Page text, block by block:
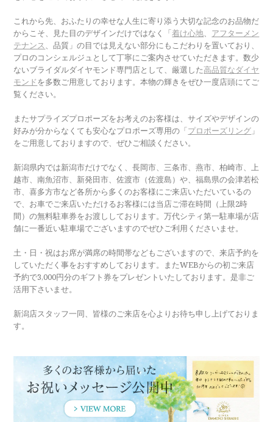
これから先、おふたりの幸せな人生に寄り添う大切な記念のお品物だ
からこそ、見た目のデザインだけではなく「着け心地、 アフターメン
テナンス、品質」の目では見えない部分にもこだわりを置いており、
プロのコンシェルジュとして丁寧にご案内させていただきます。数少
ないブライダルダイヤモンド専門店として、厳選した高品質なダイヤ
モンドを多数ご用意しております。本物の輝きをぜひ一度店頭にてご
覧ください。
またサプライズプロポーズをお考えのお客様は、サイズやデザインの
好みが分からなくても安心なプロポーズ専用の「プロポーズリング 」
をご用意しておりますので、ぜひご相談ください。
新潟県内では新潟市だけでなく、長岡市、三条市、燕市、柏崎市、上
越市、南魚沼市、新発田市、佐渡市（佐渡島）や、福島県の会津若松
市、喜多方市など各所から多くのお客様にご来店いただいているの
で、お車でご来店いただけるお客様には当店ご滞在時間（上限2時
間）の無料駐車券をお渡ししております。万代シティ第一駐車場が店
舗に一番近い駐車場でございますのでぜひご利用くださいませ。
土・日・祝はお席が満席の時間帯などもございますので、来店予約を
していただく事をおすすめしております。またWEBからの初ご来店
予約で3,000円分のギフト券をプレゼントいたしております。是非ご
活用下さいませ。
新潟店スタッフ一同、皆様のご来店を心よりお待ち申し上げておりま
す。